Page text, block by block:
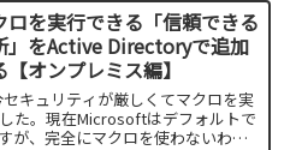
ロを実行できる「信頼できる
」をActive Directoryで追加
【オンプレミス編】
キュリティが厳しくてマクロを実
た。現在Microsoftはデフォルトで
が、完全にマクロを使わないわけ